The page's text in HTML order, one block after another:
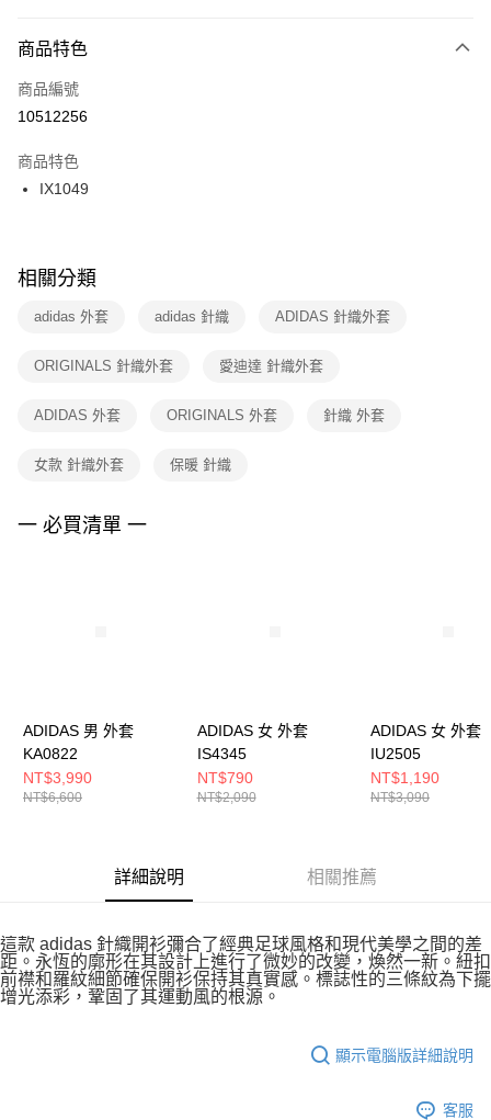
３．安心：先確認商品／服務後，再付款。
【「AFTEE先享後付」結帳流程】
１．於結帳方式選擇「AFTEE先享後付」後，將跳轉至「AFTEE先享後付」
２．訂單成立數日內，您將收到繳費通知簡訊。
３．收到繳費通知簡訊後14天內，點擊此簡訊中的連結，可透過四大超商／
ATM／網路銀行／等多元方式進行付款，方視為交易完成。
※ 交易是否成功請以「AFTEE先享後付 」之結帳頁面顯示為準，若有關於
是否繳費成功／繳費後需取消欲退款等相關疑問，請聯繫「AFTEE先享後付
客戶支援中心」
https://netprotections.freshdesk.com/support/home
１．透過由恩沛科技股份有限公司提供之「AFTEE先享後付」服務完成之交
權轉讓予恩沛科技股份有限公司。
３．未成年的使用者請事先徵得法定代理人或監護人之同意方可使用
４．使用「AFTEE先享後付」時，將依據個別帳號之用戶狀況，依本公司即
每筆NT$100，滿NT$1,500(含以上)免運費
宅配
每筆NT$100，滿NT$1,500(含以上)免運費
付款後門市自取
每筆NT$100，滿NT$1,500(含以上)免運費
商品特色
商品編號
10512256
商品特色
IX1049
相關分類
adidas 外套 adidas 針織 ADIDAS 針織外套
ORIGINALS 針織外套 愛迪達 針織外套
ADIDAS 外套 ORIGINALS 外套 針織 外套
女款 針織外套 保暖 針織
一 必買清單 一
ADIDAS 男 外套
KA0822
NT$3,990
NT$6,600
ADIDAS 女 外套
IS4345
NT$790
NT$2,090
ADIDAS 女 外套
IU2505
NT$1,190
NT$3,090
詳細說明 相關推薦
這款 adidas 針織開衫彌合了經典足球風格和現代美學之間的差
距。永恆的廓形在其設計上進行了微妙的改變，煥然一新。紐扣
前襟和羅紋細節確保開衫保持其真實感。標誌性的三條紋為下擺
增光添彩，鞏固了其運動風的根源。
顯示電腦版詳細說明
客服